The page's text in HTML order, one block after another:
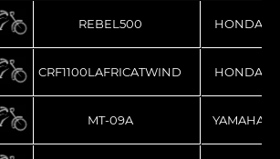
REBEL500 HONDA
CRF1100LAFRICATWIND HONDA
MT-09A YAMAHA